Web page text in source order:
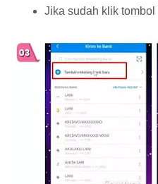
Jika sudah klik tombol